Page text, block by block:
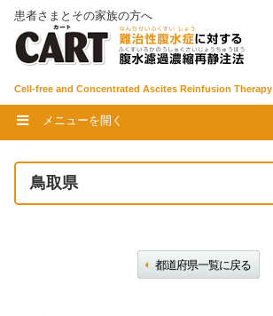
患者さまとその家族の方へ
Cell-free and Concentrated Ascites Reinfusion Therapy
メニューを開く
鳥取県
都道府県一覧に戻る